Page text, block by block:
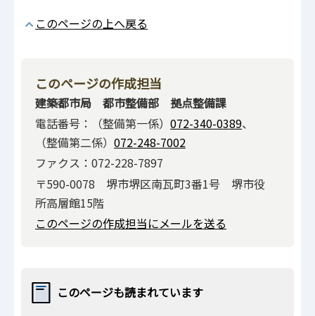
このページの上へ戻る
このページの作成担当
建築都市局 都市整備部 拠点整備課
電話番号：（整備第一係） 072-340-0389、
（整備第二係） 072-248-7002
ファクス：072-228-7897
〒590-0078 堺市堺区南瓦町3番1号 堺市役
所高層館15階
このページの作成担当にメールを送る
このページも読まれています